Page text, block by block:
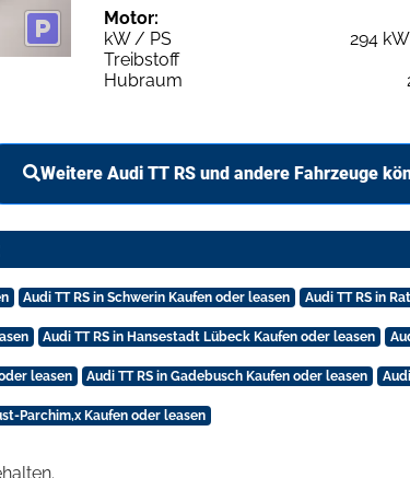
Motor:
kW / PS
294
Treibstoff
Hubraum
Weitere Audi TT RS und andere Fahrzeuge
Audi TT RS in Schwerin Kaufen oder leasen Audi TT RS in
Audi TT RS in Hansestadt Lübeck Kaufen oder leasen
leasen Audi TT RS in Gadebusch Kaufen oder leasen
Parchim,x Kaufen oder leasen